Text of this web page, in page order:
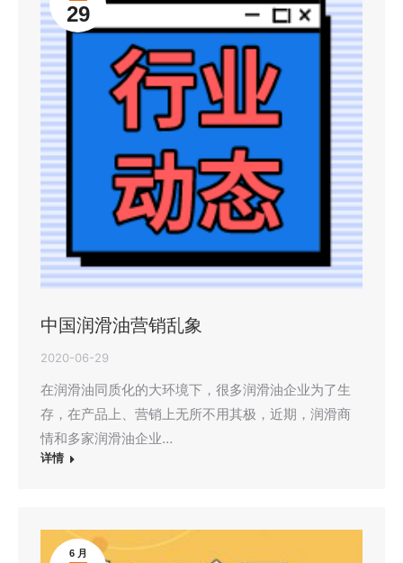
29
中国润滑油营销乱象
2020-06-29
在润滑油同质化的大环境下，很多润滑油企业为了生
存，在产品上、营销上无所不用其极，近期，润滑商
情和多家润滑油企业…
详情
6 月